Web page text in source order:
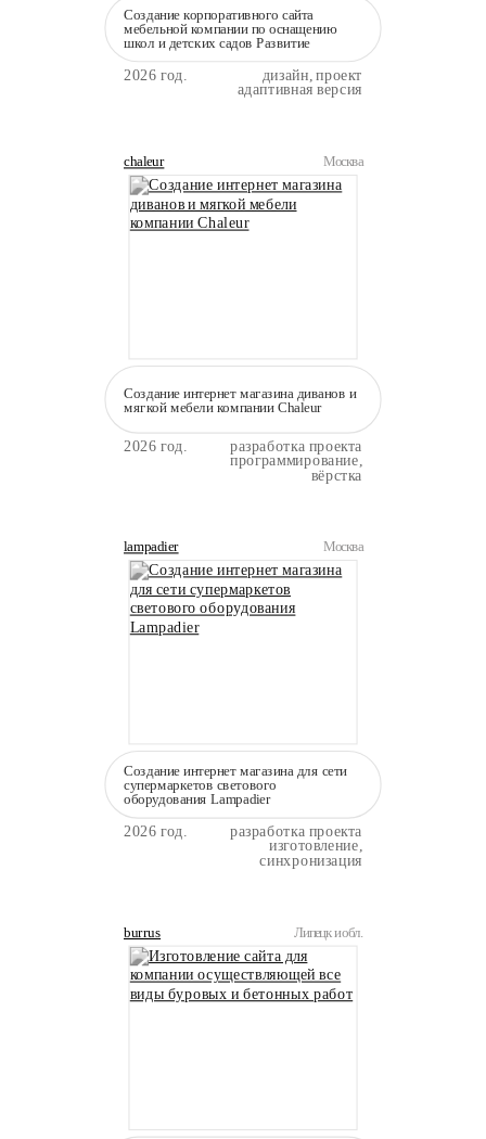
Создание корпоративного сайта
мебельной компании по оснащению
школ и детских садов Развитие
2026 год.
дизайн, проект
адаптивная версия
chaleur Москва
Создание интернет магазина диванов и
мягкой мебели компании Сhaleur
2026 год. разработка проекта
программирование,
вёрстка
lampadier Москва
Создание интернет магазина для сети
супермаркетов светового
оборудования Lampadier
2026 год. разработка проекта
изготовление,
синхронизация
burrus Липецк и обл.